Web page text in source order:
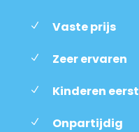
Vaste prijs
Zeer ervaren
Kinderen eerst
Onpartijdig